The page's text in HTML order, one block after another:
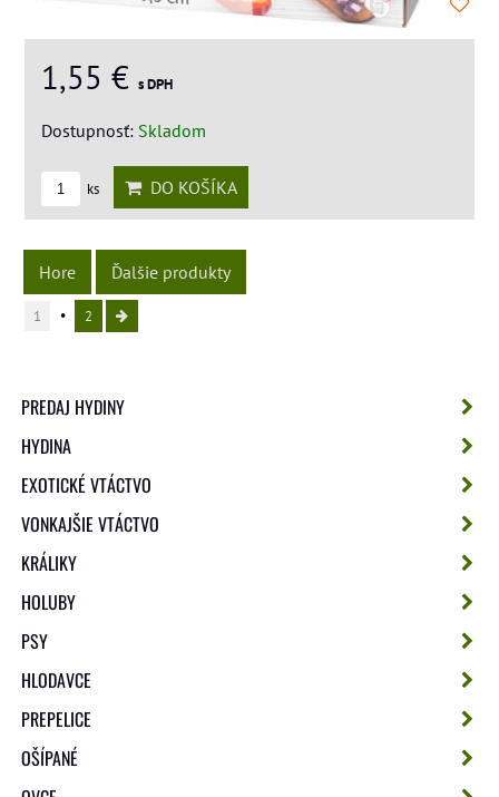
1,55 € s DPH
Dostupnosť: Skladom
ks DO KOŠÍKA
Hore Ďalšie produkty
1 2
PREDAJ HYDINY
HYDINA
EXOTICKÉ VTÁCTVO
VONKAJŠIE VTÁCTVO
KRÁLIKY
HOLUBY
PSY
HLODAVCE
PREPELICE
OŠÍPANÉ